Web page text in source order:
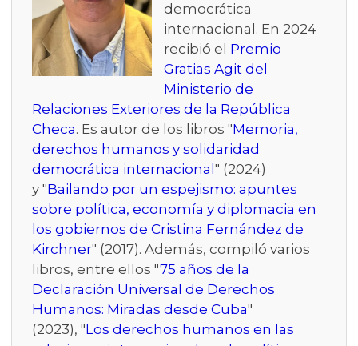
democrática
internacional. En 2024
recibió el Premio
Gratias Agit del
Ministerio de
Relaciones Exteriores de la República
Checa. Es autor de los libros "Memoria,
derechos humanos y solidaridad
democrática internacional " (2024)
y "Bailando por un espejismo: apuntes
sobre política, economía y diplomacia en
los gobiernos de Cristina Fernández de
Kirchner" (2017). Además, compiló varios
libros, entre ellos "75 años de la
Declaración Universal de Derechos
Humanos: Miradas desde Cuba"
(2023), "Los derechos humanos en las